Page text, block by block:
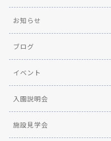
お知らせ
ブログ
イベント
入園説明会
施設見学会